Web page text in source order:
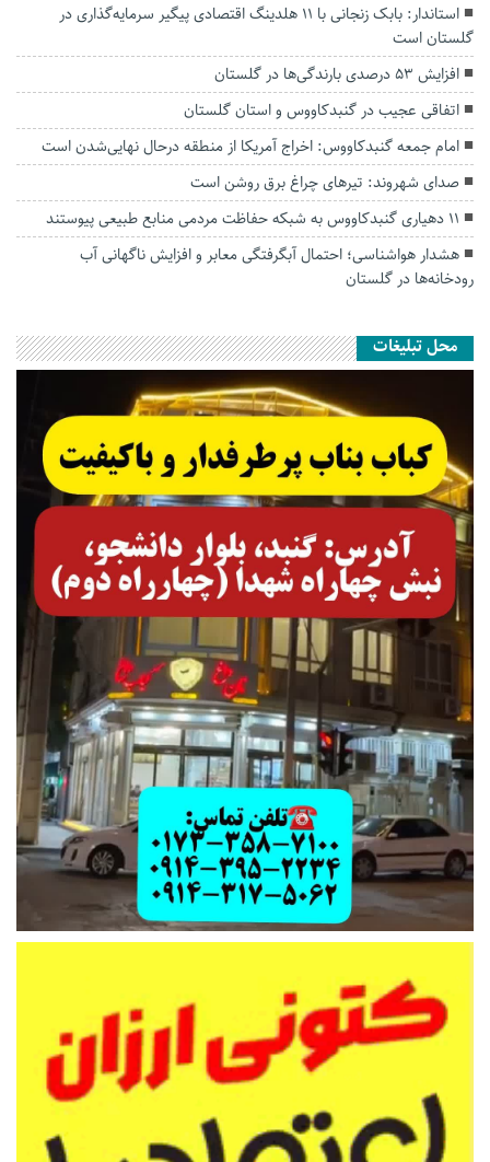
استاندار: بابک زنجانی با ۱۱ هلدینگ اقتصادی پیگیر سرمایه‌گذاری در
گلستان است
افزایش ۵۳ درصدی بارندگی‌ها در گلستان
اتفاقی عجیب در‌ گنبدکاووس و استان گلستان
امام جمعه گنبدکاووس: اخراج آمریکا از منطقه درحال نهایی‌شدن است
صدای شهروند: تیرهای چراغ برق روشن است
۱۱ دهیاری گنبدکاووس به شبکه حفاظت مردمی منابع طبیعی پیوستند
هشدار هواشناسی؛ احتمال آبگرفتگی معابر و افزایش ناگهانی آب
رودخانه‌ها در گلستان
محل تبلیغات